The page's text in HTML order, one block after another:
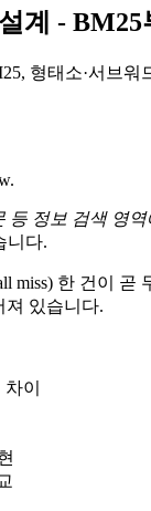
계 - BM25
형태소·서브워
등 정보 검색 영
니다.
miss) 한 건이
져 있습니다.
이